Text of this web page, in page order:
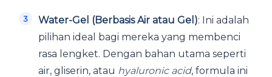
Water-Gel (Berbasis Air atau Gel): Ini adalah
pilihan ideal bagi mereka yang membenci
rasa lengket. Dengan bahan utama seperti
air, gliserin, atau hyaluronic acid, formula ini